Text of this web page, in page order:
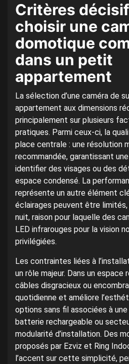
Critères
choisir une
domotique
dans un petit
appartement
La sélection d’une caméra de
appartement aux dimensions
principalement sur plusieurs
pratiques. Parmi ceux-ci, la
place centrale : une résolution
recommandée, garantissant
identifier des visages ou des
espace condensé. La
représente un autre élément
éclairages peuvent être
nuit, raison pour laquelle des
LED infrarouges pour la vision
privilégiées.
Les contraintes liées à
un rôle majeur. Dans un
câbles disgracieux ou
quotidienne et améliore
options sans fil associées à
batterie rechargeable ou
modularité d’installation. Des
proposés par Ezviz et Ring
l’accent sur cette simplicité,